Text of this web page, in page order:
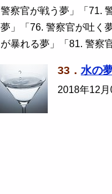
警察官が戦う夢」「71.
夢」「76. 警察官が吐く
が暴れる夢」「81. 警察
33． 水の
2018年12月